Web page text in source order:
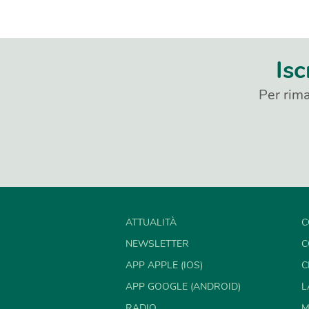
Per
ATTUALITÀ
NEWSLETTER
APP APPLE (IOS)
APP GOOGLE (ANDROID)